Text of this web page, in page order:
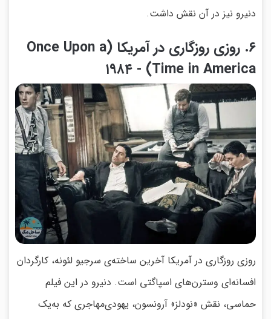
دنیرو نیز در آن نقش داشت.
۶. روزی روزگاری در آمریکا (Once Upon a
Time in America) - ۱۹۸۴
روزی روزگاری در آمریکا آخرین ساخته‌ی سرجیو لئونه، کارگردان
افسانه‌ای وسترن‌های اسپاگتی است. دنیرو در این فیلم
حماسی، نقش «نودلز» آرونسون، یهودی‌مهاجری که به‌یک